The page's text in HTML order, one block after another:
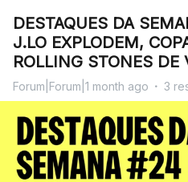
DESTAQUES DA
J.LO EXPLODEM,
ROLLING STONES DE
Forum|Forum|1 month ago 3